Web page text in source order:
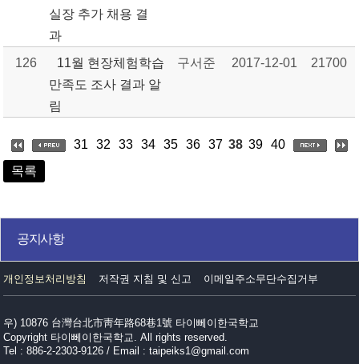
실장 추가 채용 결
과
126
11월 현장체험학습
만족도 조사 결과 알
림
구서준 2017-12-01 21700
31 32 33 34 35 36 37 38 39 40
목록
공지사항
개인정보처리방침 저작권 지침 및 신고 이메일주소무단수집거부
우) 10876 台灣台北市靑年路68巷1號 타이뻬이한국학교
Copyright 타이뻬이한국학교. All rights reserved.
Tel : 886-2-2303-9126 / Email : taipeiks1@gmail.com